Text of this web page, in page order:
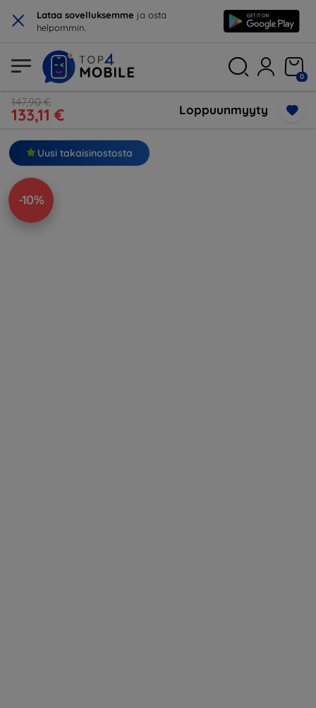
× Lataa sovelluksemme ja osta
helpommin.
0
147,90 €
133,11 € Loppuunmyyty
Uusi takaisinostosta
-10%